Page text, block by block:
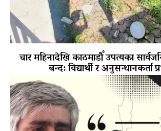
चार महिनादेखि काठमाडौँ उपत्यका
बन्द: विद्यार्थी र अनुसन्धानकर्ता